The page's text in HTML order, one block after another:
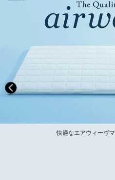
快適なエアウィーヴ